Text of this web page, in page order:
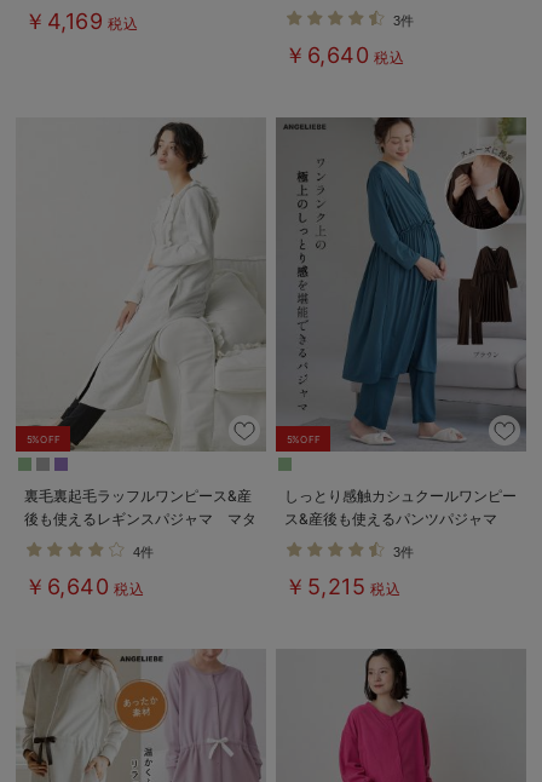
産後も長く使える】
Rosemadame（ローズマダム）
￥4,169 税込
も長く使える】
3件
￥6,640 税込
5%OFF
裏毛裏起毛ラッフルワンピース&産
後も使えるレギンスパジャマ マタ
ニティ・授乳パジャマ【出産後も長
4件
￥6,640 税込
5%OFF
しっとり感触カシュクールワンピー
ス&産後も使えるパンツパジャマ
マタニティ・授乳パジャマ【出産後
3件
￥5,215 税込